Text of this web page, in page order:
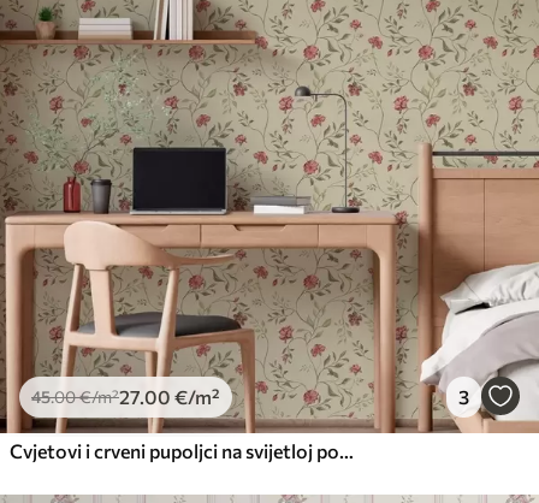
45.00€/m²27.00 €/m² 3
Cvjetovi i crveni pupoljci na svijetloj pozadini